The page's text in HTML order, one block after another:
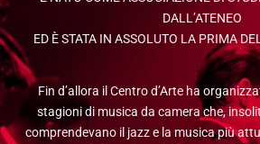
DALL’ATENEO
ED È STATA IN ASSOLUTO LA PRIMA
Fin d’allora il Centro d’Arte ha
stagioni di musica da camera che,
comprendevano il jazz e la musica più